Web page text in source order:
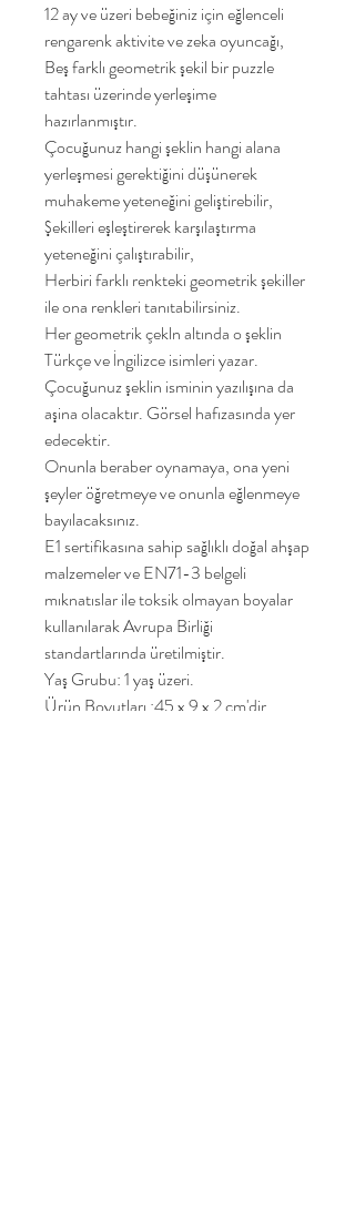
12 ay ve üzeri bebeğiniz için eğlenceli
rengarenk aktivite ve zeka oyuncağı,
Beş farklı geometrik şekil bir puzzle
tahtası üzerinde yerleşime
hazırlanmıştır.
Çocuğunuz hangi şeklin hangi alana
yerleşmesi gerektiğini düşünerek
muhakeme yeteneğini geliştirebilir,
Şekilleri eşleştirerek karşılaştırma
yeteneğini çalıştırabilir,
Herbiri farklı renkteki geometrik şekiller
ile ona renkleri tanıtabilirsiniz.
Her geometrik çekln altında o şeklin
Türkçe ve İngilizce isimleri yazar.
Çocuğunuz şeklin isminin yazılışına da
aşina olacaktır. Görsel hafızasında yer
edecektir.
Onunla beraber oynamaya, ona yeni
şeyler öğretmeye ve onunla eğlenmeye
bayılacaksınız.
E1 sertifikasına sahip sağlıklı doğal ahşap
malzemeler ve EN71-3 belgeli
mıknatıslar ile toksik olmayan boyalar
kullanılarak Avrupa Birliği
standartlarında üretilmiştir.
Yaş Grubu: 1 yaş üzeri.
Ürün Boyutları :45 x 9 x 2 cm'dir.